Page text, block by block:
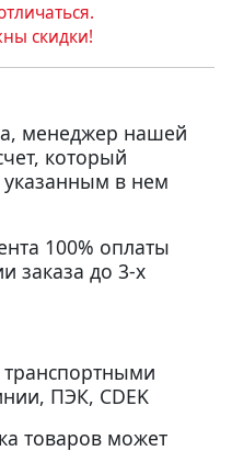
скидки!
менеджер нашей
который
в нем
100% оплаты
заказа до 3-х
транспортными
ПЭК, CDEK
товаров может